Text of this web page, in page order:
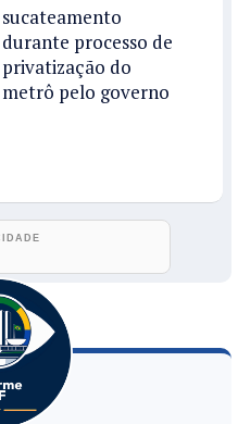
sucateamento
durante processo de
privatização do
metrô pelo governo